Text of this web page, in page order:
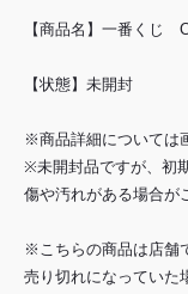
【商品名】一番く
【状態】未開封
※商品詳細については
※未開封品ですが、初
傷や汚れがある場合が
※こちらの商品は店舗
売り切れになっていた